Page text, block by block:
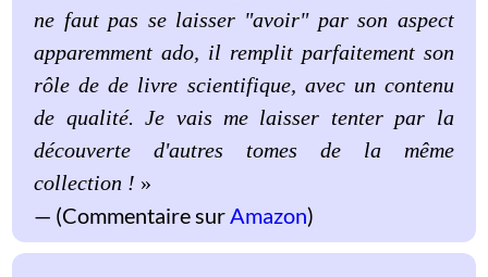
ne faut pas se laisser "avoir" par son aspect
apparemment ado, il remplit parfaitement son
rôle de de livre scientifique, avec un contenu
de qualité. Je vais me laisser tenter par la
découverte d'autres tomes de la même
collection ! »
(Commentaire surAmazon)